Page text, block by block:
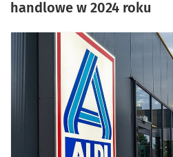
handlowe w 2024 roku